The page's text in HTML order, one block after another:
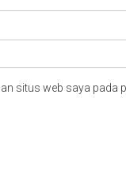
situs web saya pada